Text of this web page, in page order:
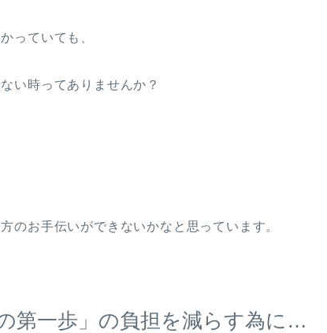
っていても、
い時ってありませんか？
のお手伝いができないかなと思っています。
第一歩」の負担を減らす為に…